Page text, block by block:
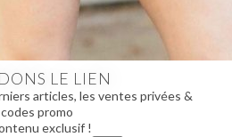
LE LIEN
articles, les ventes privées &
codes promo
exclusif !